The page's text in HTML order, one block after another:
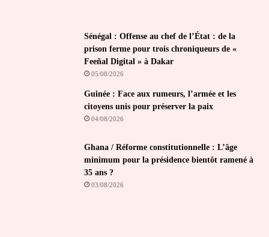
Sénégal : Offense au chef de l’État : de la
prison ferme pour trois chroniqueurs de «
Feeñal Digital » à Dakar
05/08/2026
Guinée : Face aux rumeurs, l’armée et les
citoyens unis pour préserver la paix
04/08/2026
Ghana / Réforme constitutionnelle : L’âge
minimum pour la présidence bientôt ramené à
35 ans ?
03/08/2026